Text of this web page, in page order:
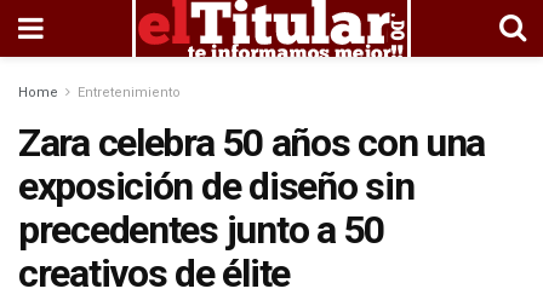
Home Entretenimiento
Zara celebra 50 años con una
exposición de diseño sin
precedentes junto a 50
creativos de élite